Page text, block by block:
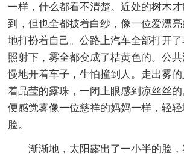
一样，什么都看不清楚。近处的树木
到，但也全都披着白纱，像一位爱漂
地打扮着自己。公路上汽车全部打开
照射下，雾全都变成了桔黄色的。公
慢地开着车子，生怕撞到人。走出雾
着晶莹的露珠，一闭上眼感到凉丝丝的
便感觉雾像一位慈祥的妈妈一样，轻
脸。
渐渐地，太阳露出了一小半的脸